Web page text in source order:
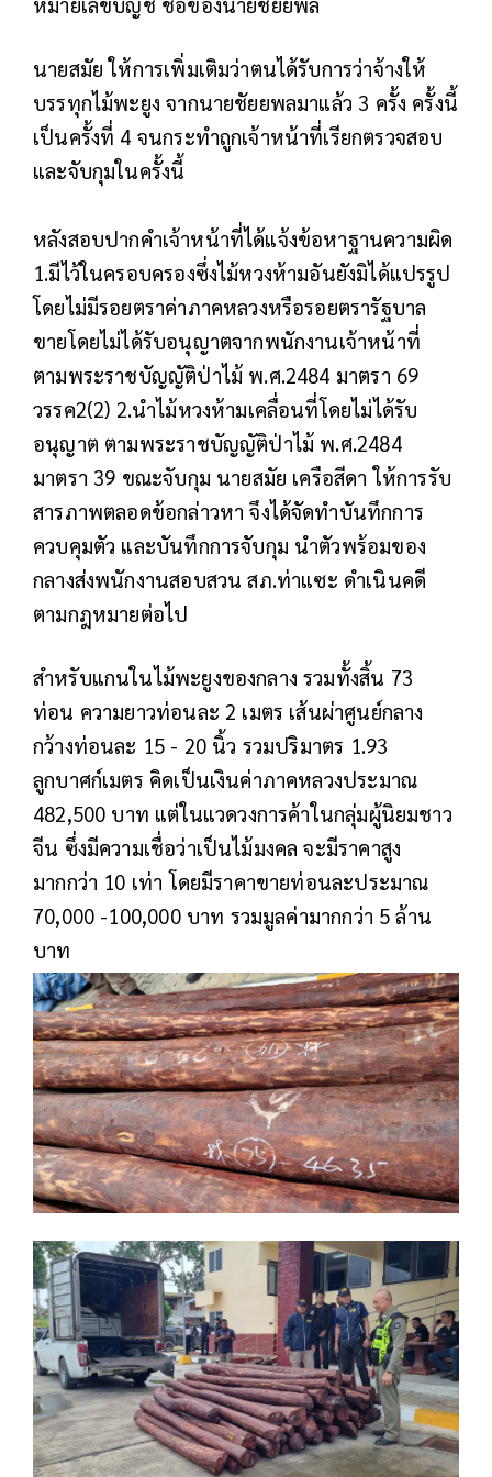
นายสมัย ให้การเพิ่มเติมว่าตนได้รับการว่าจ้างให้
บรรทุกไม้พะยูง จากนายชัยยพลมาแล้ว 3 ครั้ง ครั้งนี้
เป็นครั้งที่ 4 จนกระทำถูกเจ้าหน้าที่เรียกตรวจสอบ
และจับกุมในครั้งนี้
หลังสอบปากคำเจ้าหน้าที่ได้แจ้งข้อหาฐานความผิด
1.มีไว้ในครอบครองซึ่งไม้หวงห้ามอันยังมิได้แปรรูป
โดยไม่มีรอยตราค่าภาคหลวงหรือรอยตรารัฐบาล
ขายโดยไม่ได้รับอนุญาตจากพนักงานเจ้าหน้าที่
ตามพระราชบัญญัติป่าไม้ พ.ศ.2484 มาตรา 69
วรรค2(2) 2.นำไม้หวงห้ามเคลื่อนที่โดยไม่ได้รับ
อนุญาต ตามพระราชบัญญัติป่าไม้ พ.ศ.2484
มาตรา 39 ขณะจับกุม นายสมัย เครือสีดา ให้การรับ
สารภาพตลอดข้อกล่าวหา จึงได้จัดทำบันทึกการ
ควบคุมตัว และบันทึกการจับกุม นำตัวพร้อมของ
กลางส่งพนักงานสอบสวน สภ.ท่าแซะ ดำเนินคดี
ตามกฎหมายต่อไป
สำหรับแกนในไม้พะยูงของกลาง รวมทั้งสิ้น 73
ท่อน ความยาวท่อนละ 2 เมตร เส้นผ่าศูนย์กลาง
กว้างท่อนละ 15 - 20 นิ้ว รวมปริมาตร 1.93
ลูกบาศก์เมตร คิดเป็นเงินค่าภาคหลวงประมาณ
482,500 บาท แต่ในแวดวงการค้าในกลุ่มผู้นิยมชาว
จีน ซึ่งมีความเชื่อว่าเป็นไม้มงคล จะมีราคาสูง
มากกว่า 10 เท่า โดยมีราคาขายท่อนละประมาณ
70,000 -100,000 บาท รวมมูลค่ามากกว่า 5 ล้าน
บาท